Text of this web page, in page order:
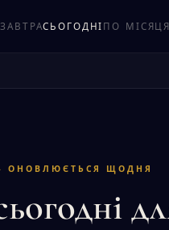
ЗАВТРАСЬОГОДНІ ПО
ОНОВЛЮЄТЬСЯ ЩОДНЯ